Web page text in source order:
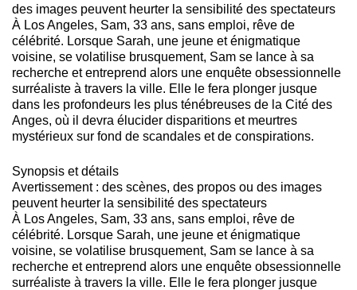
des images peuvent heurter la sensibilité des spectateurs
À Los Angeles, Sam, 33 ans, sans emploi, rêve de
célébrité. Lorsque Sarah, une jeune et énigmatique
voisine, se volatilise brusquement, Sam se lance à sa
recherche et entreprend alors une enquête obsessionnelle
surréaliste à travers la ville. Elle le fera plonger jusque
dans les profondeurs les plus ténébreuses de la Cité des
Anges, où il devra élucider disparitions et meurtres
mystérieux sur fond de scandales et de conspirations.
Synopsis et détails
Avertissement : des scènes, des propos ou des images
peuvent heurter la sensibilité des spectateurs
À Los Angeles, Sam, 33 ans, sans emploi, rêve de
célébrité. Lorsque Sarah, une jeune et énigmatique
voisine, se volatilise brusquement, Sam se lance à sa
recherche et entreprend alors une enquête obsessionnelle
surréaliste à travers la ville. Elle le fera plonger jusque